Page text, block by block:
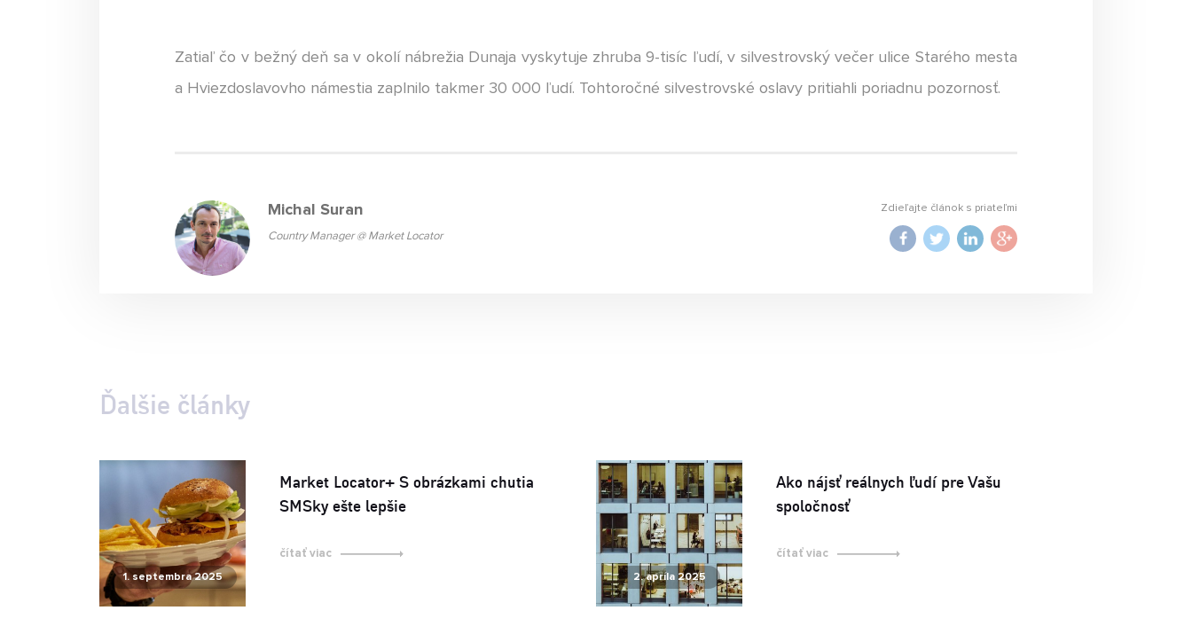
Zatiaľ čo v bežný deň sa v okolí nábrežia Dunaja vyskytuje zhruba 9-tisíc ľudí, v silvestrovský večer ulice Starého mesta
a Hviezdoslavovho námestia zaplnilo takmer 30 000 ľudí. Tohtoročné silvestrovské oslavy pritiahli poriadnu pozornosť.
Michal Suran
Country Manager @ Market Locator
Zdieľajte článok s priateľmi
Ďalšie články
1. septembra 2025
Market Locator+ S obrázkami chutia
SMSky ešte lepšie
čítať viac
2. apríla 2025
Ako nájsť reálnych ľudí pre Vašu
spoločnosť
čítať viac